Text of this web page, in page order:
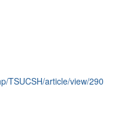
TSUCSH/article/view/290